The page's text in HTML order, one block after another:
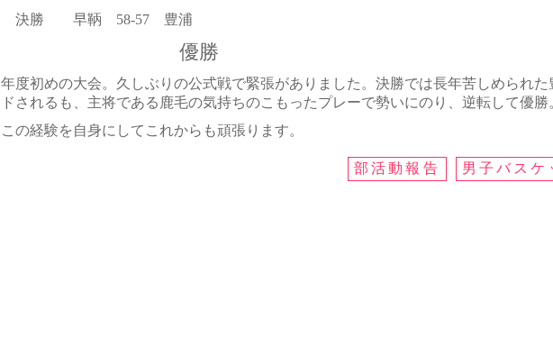
決勝 早鞆 58-57 豊浦
優勝
年度初めの大会。久しぶりの公式戦で緊張がありました。決勝では長年苦しめられた
ドされるも、主将である鹿毛の気持ちのこもったプレーで勢いにのり、逆転して優勝
この経験を自身にしてこれからも頑張ります。
部活動報告 男子バスケ